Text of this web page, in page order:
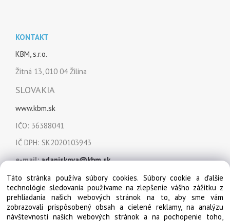
KONTAKT
KBM, s.r.o.
Žitná 13, 010 04 Žilina
SLOVAKIA
www.kbm.sk
IČO: 36388041
IČ DPH: SK2020103943
e-mail:adaniskova@kbm.sk
Táto stránka používa súbory cookies. Súbory cookie a ďalšie
technológie sledovania používame na zlepšenie vášho zážitku z
prehliadania našich webových stránok na to, aby sme vám
zobrazovali prispôsobený obsah a cielené reklamy, na analýzu
návštevnosti našich webových stránok a na pochopenie toho,